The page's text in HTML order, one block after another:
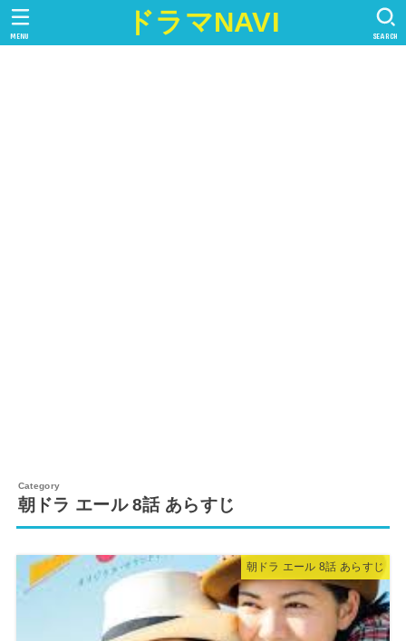
ドラマNAVI SEARCH
MENU
朝ドラ エール 8話 あらすじ
朝ドラ エール 8話 あらすじ